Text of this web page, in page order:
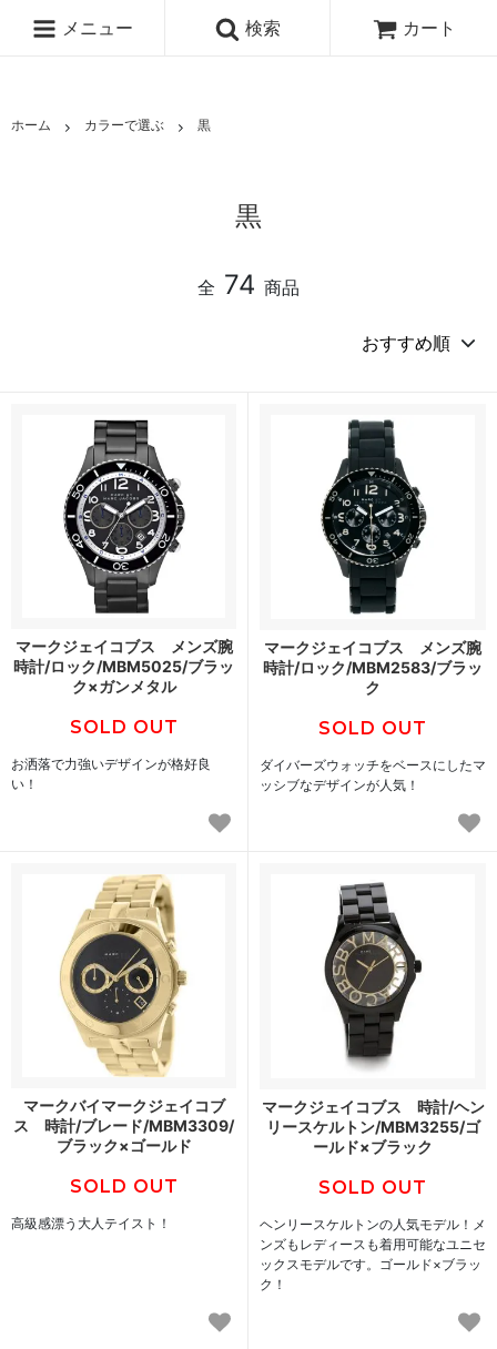
メニュー 検索 カート
ホーム カラーで選ぶ 黒
黒
全 74 商品
マークジェイコブス メンズ腕
時計/ロック/MBM5025/ブラッ
ク×ガンメタル
SOLD OUT
お洒落で力強いデザインが格好良
い！
マークジェイコブス メンズ腕
時計/ロック/MBM2583/ブラッ
ク
SOLD OUT
ダイバーズウォッチをベースにしたマ
ッシブなデザインが人気！
マークバイマークジェイコブ
ス 時計/ブレード/MBM3309/
ブラック×ゴールド
SOLD OUT
高級感漂う大人テイスト！
マークジェイコブス 時計/ヘン
リースケルトン/MBM3255/ゴ
ールド×ブラック
SOLD OUT
ヘンリースケルトンの人気モデル！メ
ンズもレディースも着用可能なユニセ
ックスモデルです。ゴールド×ブラッ
ク！